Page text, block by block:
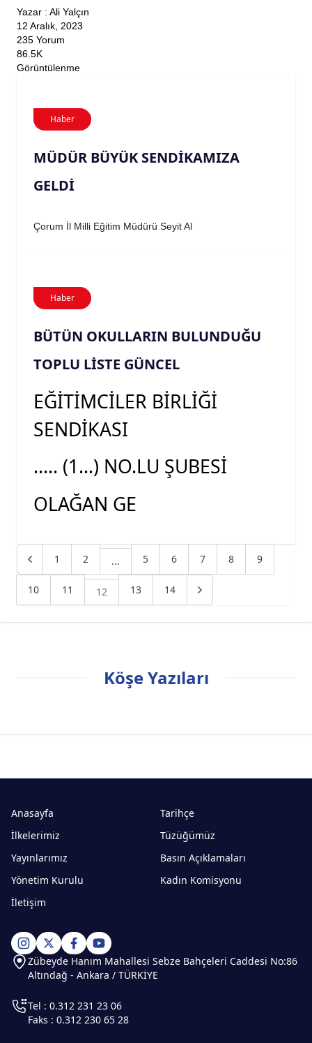
Yazar : Ali Yalçın
12 Aralık, 2023
235 Yorum
86.5K
Görüntülenme
Haber
MÜDÜR BÜYÜK SENDİKAMIZA
GELDİ
Çorum İl Milli Eğitim Müdürü Seyit Al
Haber
BÜTÜN OKULLARIN BULUNDUĞU
TOPLU LİSTE GÜNCEL
EĞİTİMCİLER BİRLİĞİ
SENDİKASI
….. (1…) NO.LU ŞUBESİ
OLAĞAN GE
1 2 ... 5 6 7 8 9
10 11 12 13 14
Köşe Yazıları
Anasayfa
Tarihçe
İlkelerimiz
Tüzüğümüz
Yayınlarımız
Basın Açıklamaları
Yönetim Kurulu
Kadın Komisyonu
İletişim
Zübeyde Hanım Mahallesi Sebze Bahçeleri Caddesi No:86
Altındağ - Ankara / TÜRKİYE
Tel : 0.312 231 23 06
Faks : 0.312 230 65 28